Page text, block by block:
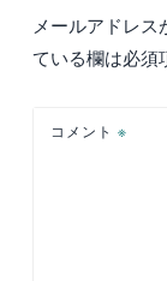
ー
シ
ン
メールアドレス
ている欄は必須
コメント ※